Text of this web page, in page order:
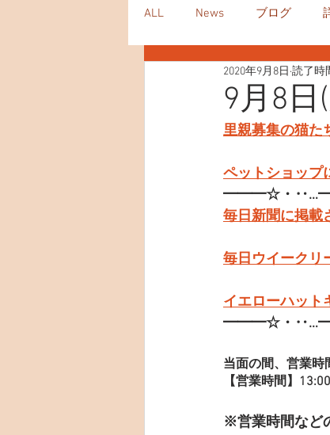
ALL News ブログ
9月8
2020年9月8日 読了時
里親募集の猫た
ペットショップ
━━━☆・
毎日新聞に掲載
毎日ウイークリ
イエローハット
━━━☆・
当面の間、営業時
【営業時間】
※営業時間など